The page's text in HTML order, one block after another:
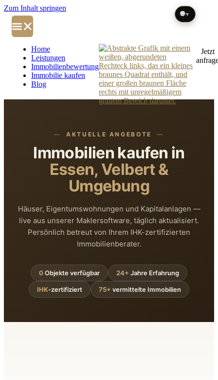
🌐▼
Zum Inhalt springen
Home
Leistungen
Immobilienbewertung
Immobilie kaufen
Blog
Jetzt
AKTUELLE ANGEBOTE
Immobilien kaufen in
Essen, Velbert &
Umgebung
Häuser, Eigentumswohnungen und Kapitalanlagen —
live aus unserer Maklersoftware, täglich aktualisiert.
Persönlich betreut von Ihrem IHK-zertifizierten
Immobilienberater.
0Objekte verfügbar 24+ Jahre Erfahrung
IHK-zertifiziert 75+ vermittelte Immobilien